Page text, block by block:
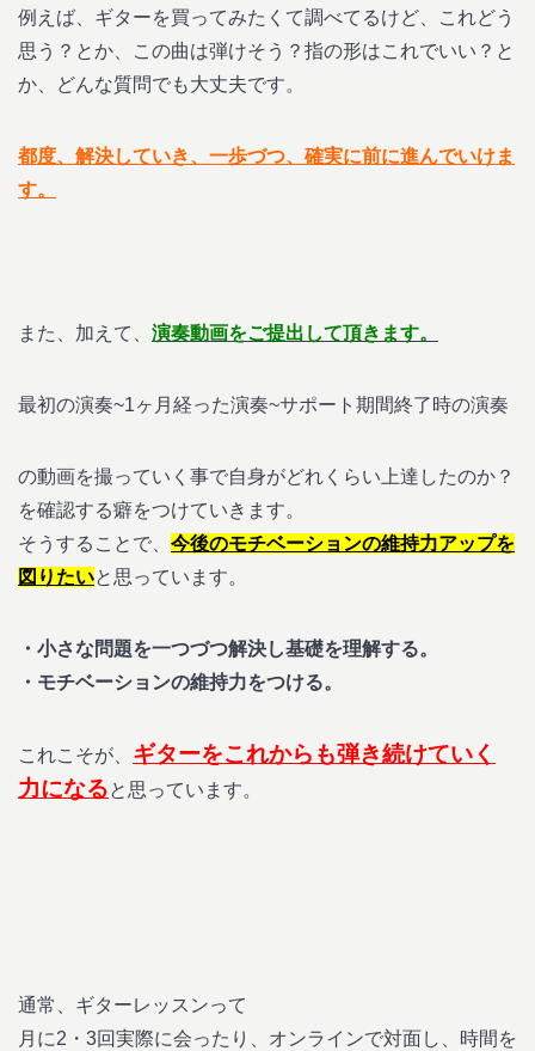
例えば、ギターを買ってみたくて調べてるけど、これどう
思う？とか、この曲は弾けそう？指の形はこれでいい？と
か、どんな質問でも大丈夫です。
都度、解決していき、一歩づつ、確実に前に進んでいけま
す。
また、加えて、 演奏動画をご提出して頂きます。
最初の演奏~1ヶ月経った演奏~サポート期間終了時の演奏
の動画を撮っていく事で自身がどれくらい上達したのか？
を確認する癖をつけていきます。
そうすることで、 今後のモチベーションの維持力アップを
図りたいと思っています。
・小さな問題を一つづつ解決し基礎を理解する。
・モチベーションの維持力をつける。
これこそが、 ギターをこれからも弾き続けていく
力になると思っています。
通常、ギターレッスンって
月に2・3回実際に会ったり、オンラインで対面し、時間を